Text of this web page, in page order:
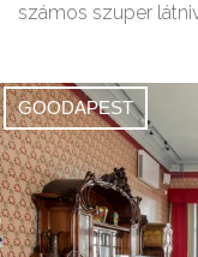
számos szuper
GOODAPEST